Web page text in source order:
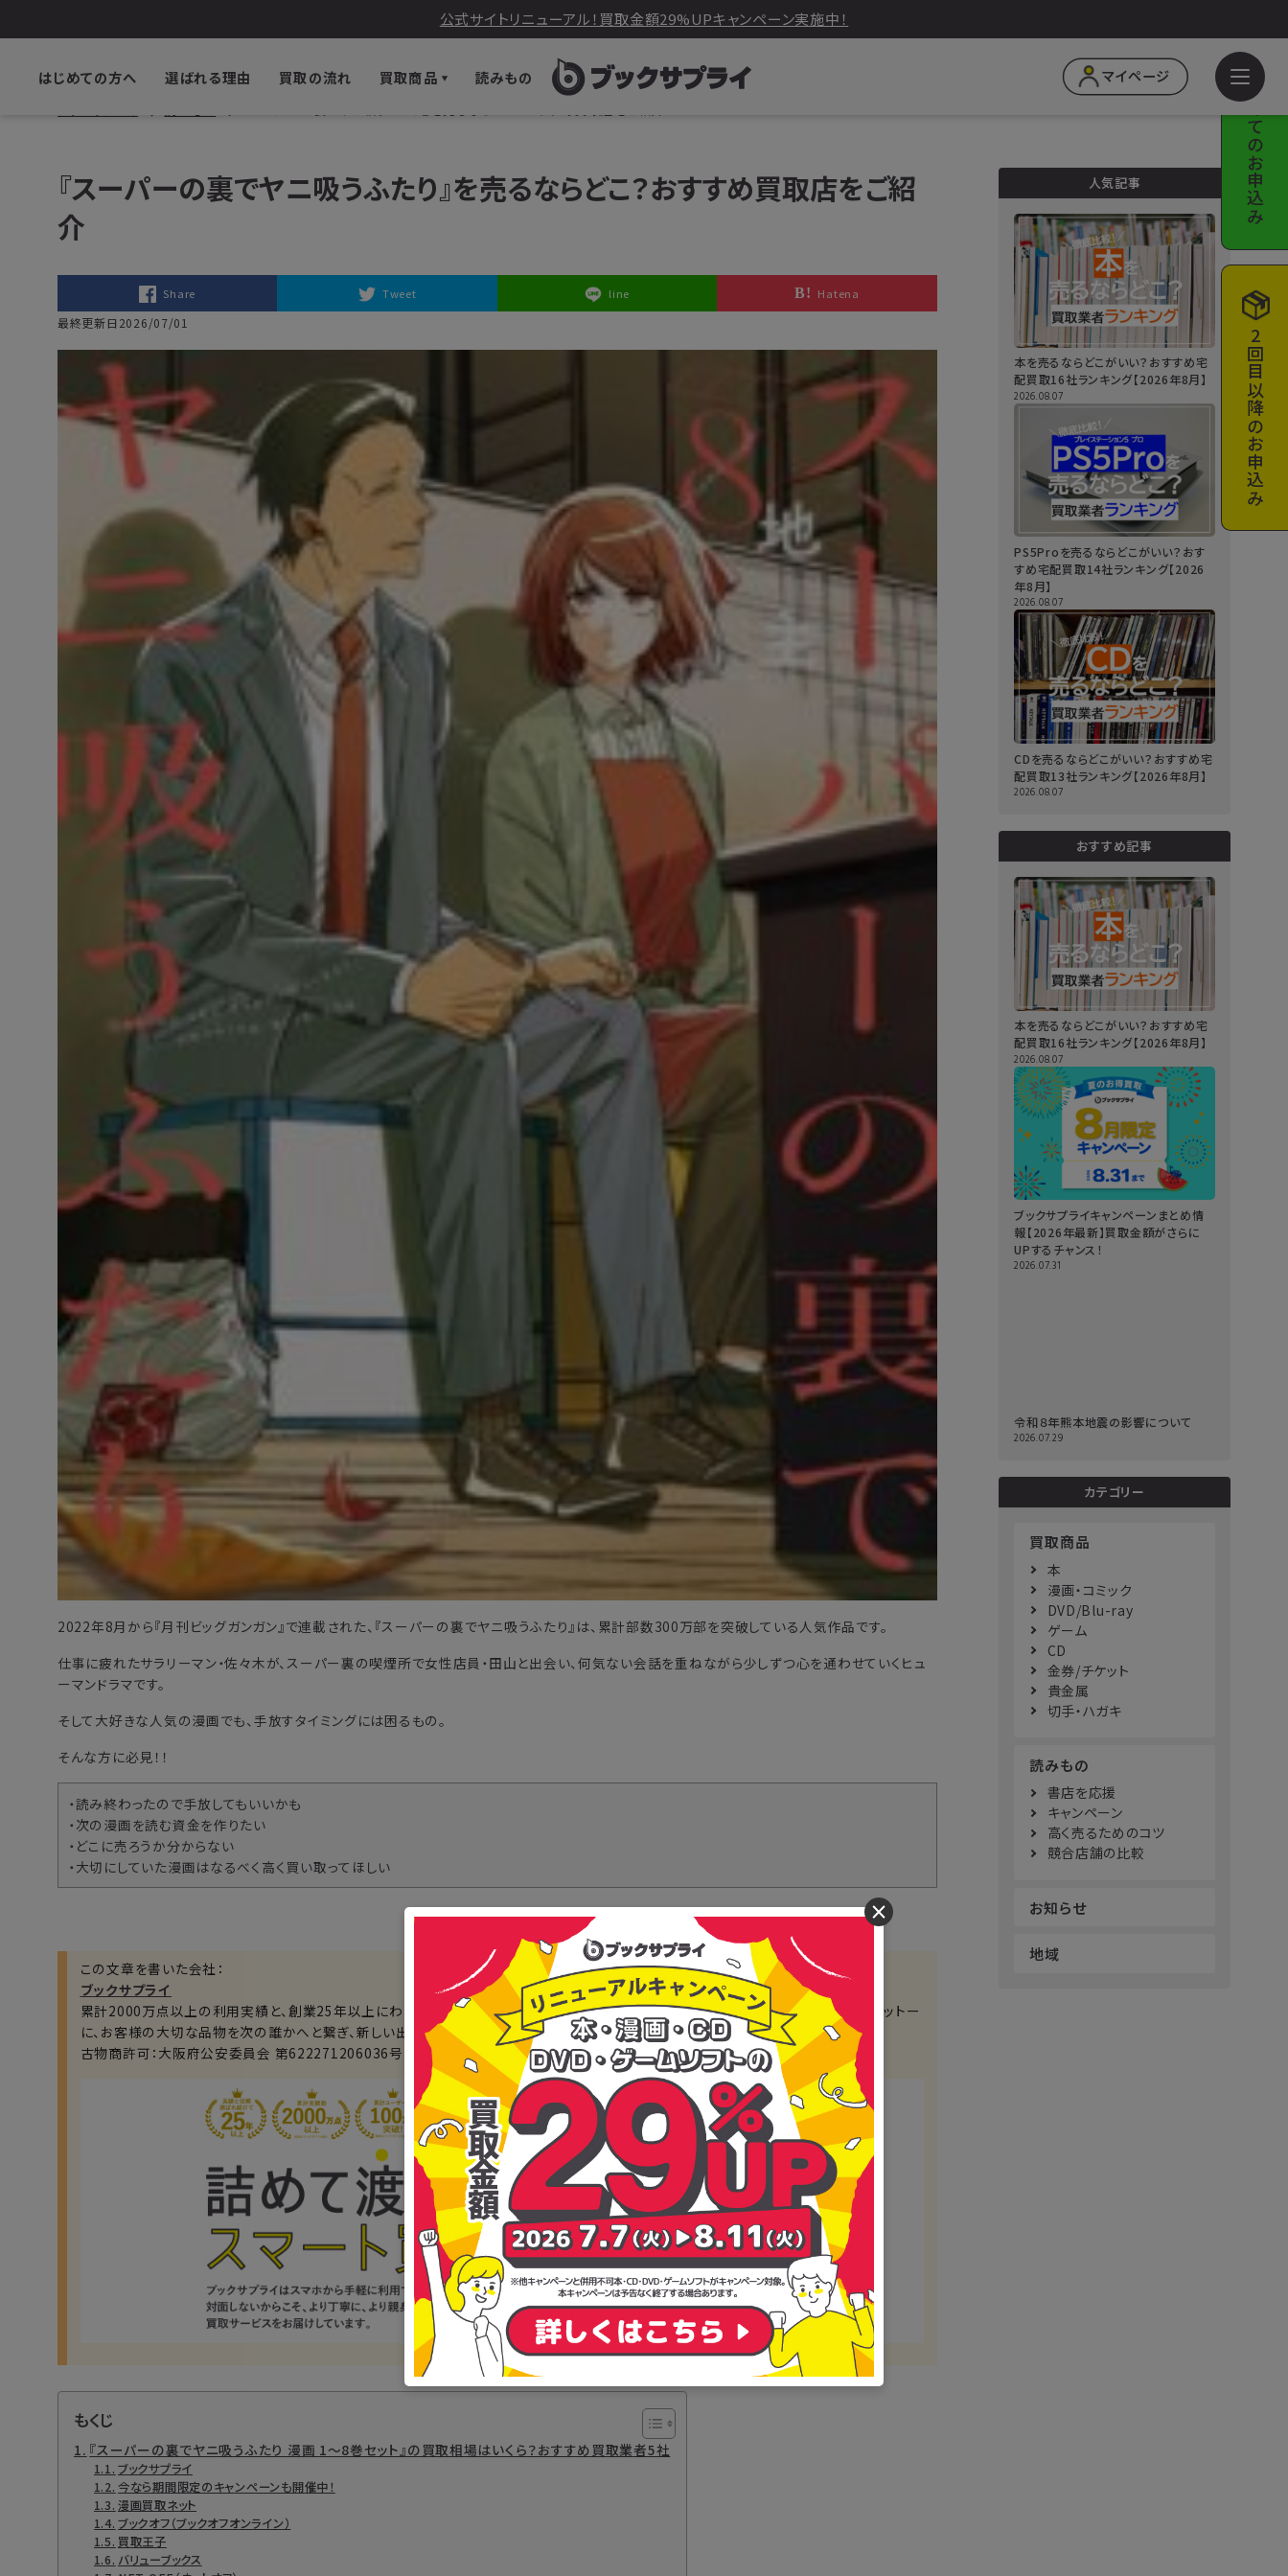
公式サイトリニューアル！買取金額29%UPキャンペーン実施中！
はじめての方へ 選ばれる理由 買取の流れ 買取商品 読みもの マイページ はじめての
お申込み
2回目以降の
お申込み
『スーパーの裏でヤニ吸うふたり』を売るならどこ？おすすめ買取店をご紹
介
Share Tweet line Hatena
最終更新日2026/07/01
2022年8月から『月刊ビッグガンガン』で連載された、『スーパーの裏でヤニ吸うふたり』は、累計部数300万部を突破している人気作品です。
仕事に疲れたサラリーマン・佐々木が、スーパー裏の喫煙所で女性店員・田山と出会い、何気ない会話を重ねながら少しずつ心を通わせていくヒュ
ーマンドラマです。
そして大好きな人気の漫画でも、手放すタイミングには困るもの。
そんな方に必見！！
・読み終わったので手放してもいいかも
・次の漫画を読む資金を作りたい
・どこに売ろうか分からない
・大切にしていた漫画はなるべく高く買い取ってほしい
この文章を書いた会社：
ブックサプライ
累計2000万点以上の利用実績と、創業25年以上にわたる信頼で選ばれ続けている買取・販売の専門会社。『感動を循環させよう』をモットー
に、お客様の大切な品物を次の誰かへと繋ぎ、新しい出会いを生み出している会社です。
古物商許可：大阪府公安委員会 第622271206036号
もくじ
『スーパーの裏でヤニ吸うふたり 漫画 1～8巻セット』の買取相場はいくら？おすすめ買取業者5社
ブックサプライ
今なら期間限定のキャンペーンも開催中！
漫画買取ネット
ブックオフ（ブックオフオンライン）
買取王子
バリューブックス
人気記事
本を売るならどこがいい？おすすめ宅
配買取16社ランキング【2026年8月】
2026.08.07
PS5Proを売るならどこがいい？おす
すめ宅配買取14社ランキング【2026
年8月】
2026.08.07
CDを売るならどこがいい？おすすめ宅
配買取13社ランキング【2026年8月】
2026.08.07
おすすめ記事
本を売るならどこがいい？おすすめ宅
配買取16社ランキング【2026年8月】
2026.08.07
ブックサプライキャンペーンまとめ情
報【2026年最新】買取金額がさらに
UPするチャンス！
2026.07.31
令和８年熊本地震の影響について
2026.07.29
カテゴリー
買取商品
本
漫画・コミック
DVD/Blu-ray
ゲーム
CD
金券/チケット
貴金属
切手・ハガキ
読みもの
書店を応援
キャンペーン
高く売るためのコツ
競合店舗の比較
お知らせ
地域
×